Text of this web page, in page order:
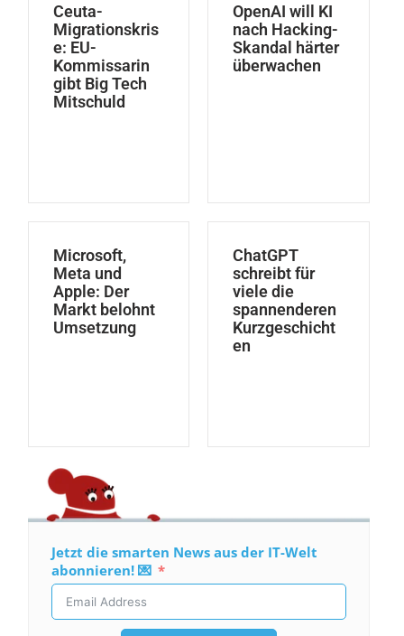
Ceuta-
Migrationskris
e: EU-
Kommissarin
gibt Big Tech
Mitschuld
OpenAI will KI
nach Hacking-
Skandal härter
überwachen
Microsoft,
Meta und
Apple: Der
Markt belohnt
Umsetzung
ChatGPT
schreibt für
viele die
spannenderen
Kurzgeschicht
en
Jetzt die smarten News aus der IT-Welt
abonnieren! 💌